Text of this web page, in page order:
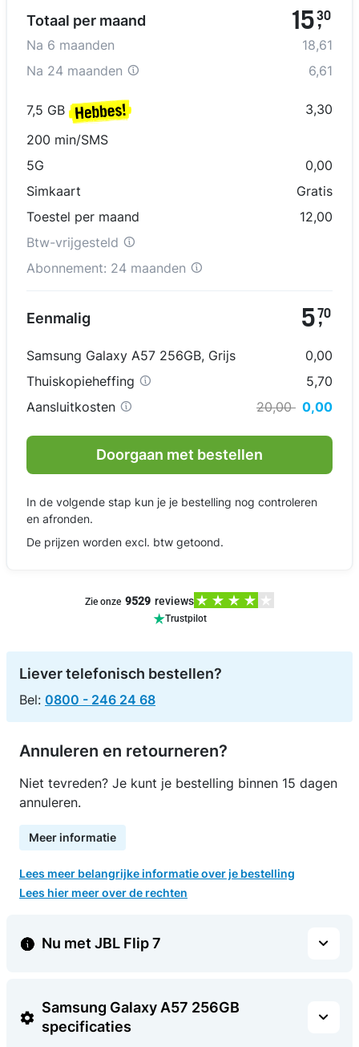
Totaal per maand 15,
30
Na 6 maanden
18,61
Na 24 maanden 6,61
7,5 GB
3,30
200 min/SMS
5G
0,00
Simkaart
Gratis
Toestel per maand
12,00
Btw-vrijgesteld
Abonnement: 24 maanden
Eenmalig 5 ,70
Samsung Galaxy A57 256GB, Grijs
0,00
Thuiskopieheffing
5,70
Aansluitkosten
20,00 0,00
Doorgaan met bestellen
In de volgende stap kun je je bestelling nog controleren
en afronden.
De prijzen worden excl. btw getoond.
Zie onze 9529 reviews
Trustpilot
Liever telefonisch bestellen?
Bel: 0800 - 246 24 68
Annuleren en retourneren?
Niet tevreden? Je kunt je bestelling binnen 15 dagen
annuleren.
Meer informatie
Lees meer belangrijke informatie over je bestelling
Lees hier meer over de rechten
Nu met JBL Flip 7
Samsung Galaxy A57 256GB
specificaties